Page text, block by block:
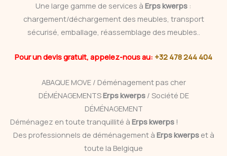
Une large gamme de services à Erps kwerps :
chargement/déchargement des meubles, transport
sécurisé, emballage, réassemblage des meubles..
Pour un devis gratuit, appelez-nous au: +32 478 244 404
ABAQUE MOVE / Déménagement pas cher
DÉMÉNAGEMENTSErps kwerps / Société DE
DÉMÉNAGEMENT
Déménagez en toute tranquillité à Erps kwerps !
Des professionnels de déménagement à Erps kwerps et à
toute la Belgique